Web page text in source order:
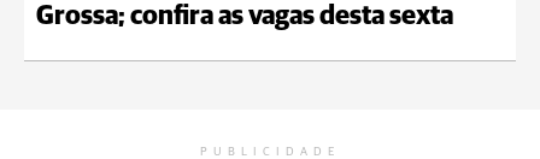
Grossa; confira as vagas desta sexta
PUBLICIDADE